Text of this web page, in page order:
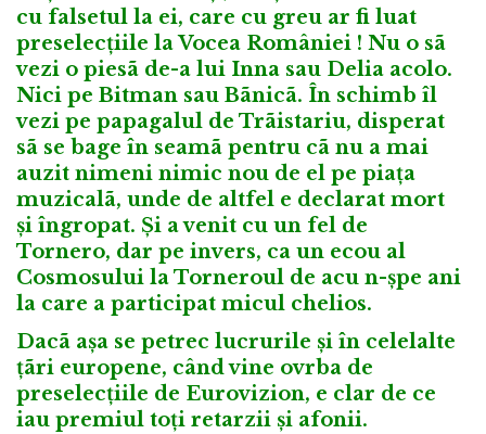
cu falsetul la ei, care cu greu ar fi luat
preselecțiile la Vocea României ! Nu o sã
vezi o piesã de-a lui Inna sau Delia acolo.
Nici pe Bitman sau Bãnicã. În schimb îl
vezi pe papagalul de Trãistariu, disperat
sã se bage în seamã pentru cã nu a mai
auzit nimeni nimic nou de el pe piața
muzicalã, unde de altfel e declarat mort
și îngropat. Și a venit cu un fel de
Tornero, dar pe invers, ca un ecou al
Cosmosului la Torneroul de acu n-șpe ani
la care a participat micul chelios.
Dacã așa se petrec lucrurile și în celelalte
țãri europene, când vine ovrba de
preselecțiile de Eurovizion, e clar de ce
iau premiul toți retarzii și afonii.